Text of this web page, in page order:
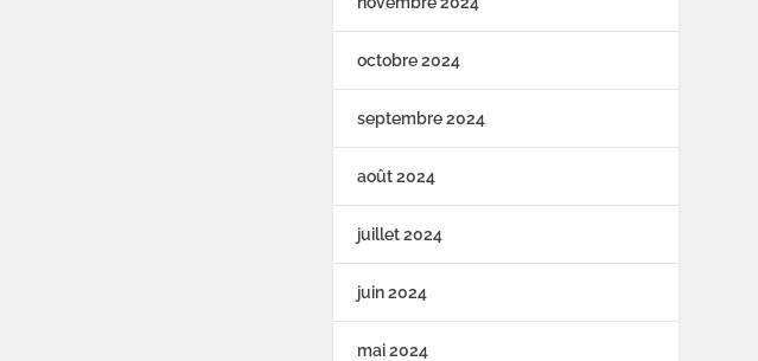
octobre 2024
septembre 2024
août 2024
juillet 2024
juin 2024
mai 2024